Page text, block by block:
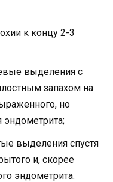
к концу 2-3
выделения с
запахом на
но
выделения спустя
и, скорее
эндометрита.